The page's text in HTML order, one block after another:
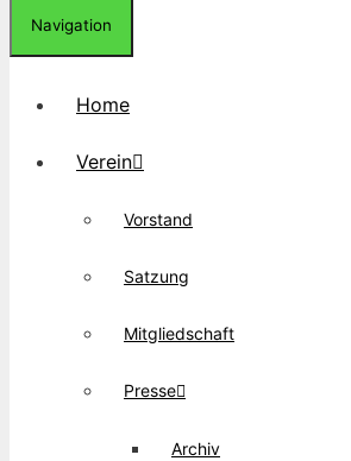
Navigation
Home
Verein
Vorstand
Satzung
Mitgliedschaft
Presse
Archiv